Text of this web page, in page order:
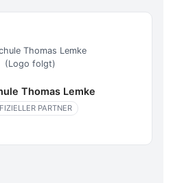
Thomas Lemke
(Logo folgt)
Thomas Lemke
PARTNER